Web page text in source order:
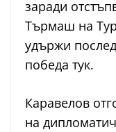
заради
Търмаш на
удържи
победа тук.
Каравелов
на